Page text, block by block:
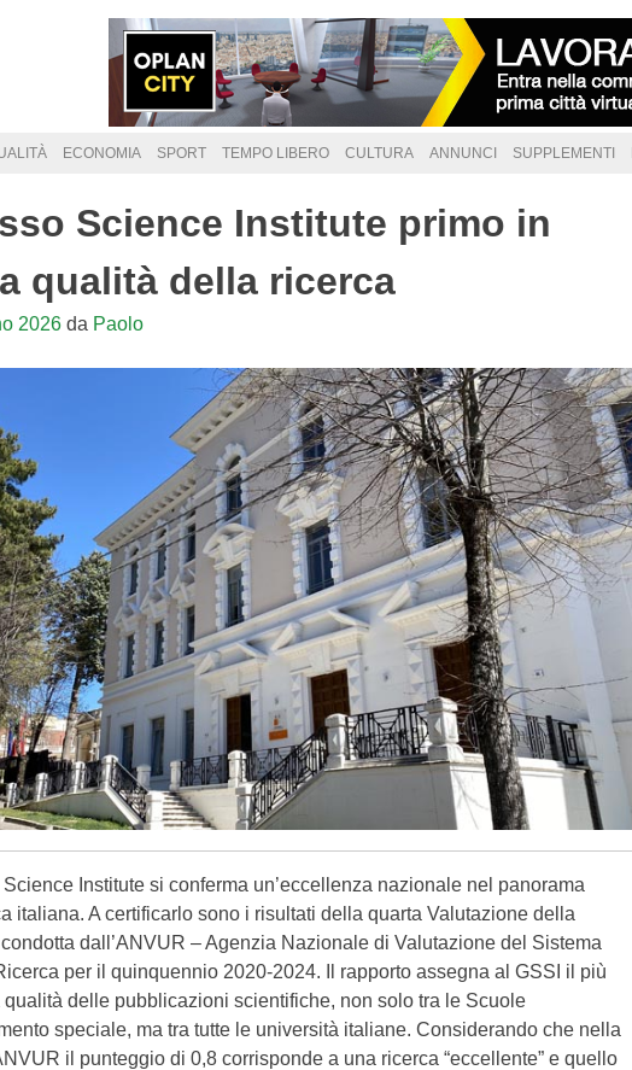
ECONOMIA SPORT TEMPO LIBERO CULTURA ANNUNCI SUPPLEMENTI
Science Institute primo in
qualità della ricerca
2026 da Paolo
Science Institute si conferma un’eccellenza nazionale nel panorama
italiana. A certificarlo sono i risultati della quarta Valutazione della
dall’ANVUR – Agenzia Nazionale di Valutazione del Sistema
per il quinquennio 2020-2024. Il rapporto assegna al GSSI il più
delle pubblicazioni scientifiche, non solo tra le Scuole
speciale, ma tra tutte le università italiane. Considerando che nella
il punteggio di 0,8 corrisponde a una ricerca “eccellente” e quello